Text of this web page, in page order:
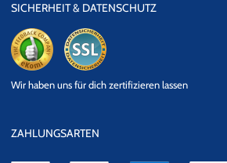
SICHERHEIT & DATENSCHUTZ
Datensicherheit
Wir haben uns für dich zertifizieren lassen
ZAHLUNGSARTEN